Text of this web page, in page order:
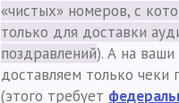
«чистых» номеров, с
только для доставки
поздравлений). А на
доставляем только чеки
(этого требует